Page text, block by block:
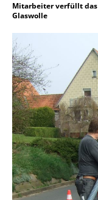
Mitarbeiter verfüllt
Glaswolle